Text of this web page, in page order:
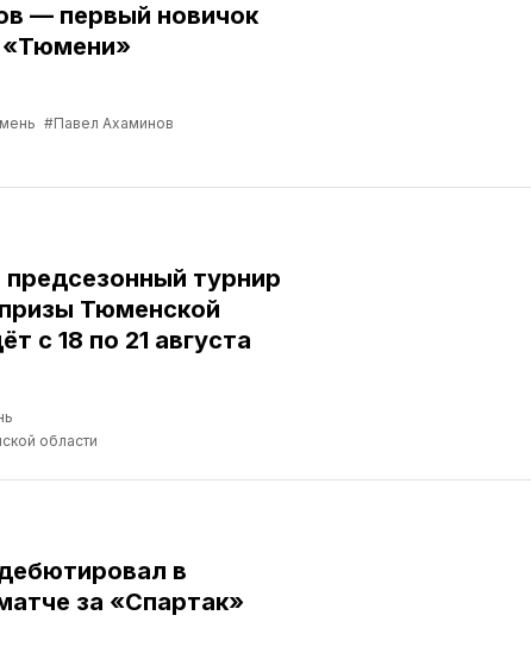
— первый новичок
«Тюмени»
#Павел Ахаминов
турнир
Тюменской
с 18 по 21 августа
области
в
за «Спартак»